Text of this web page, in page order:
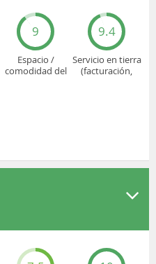
9
Espacio /
comodidad del
9.4
Servicio en tierra
(facturación,